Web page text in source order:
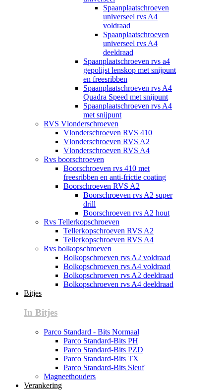
Spaanplaatschroeven
universeel rvs A4
voldraad
Spaanplaatschroeven
universeel rvs A4
deeldraad
Spaanplaatschroeven rvs a4
gepolijst lenskop met snijpunt
en freesribben
Spaanplaatschroeven rvs A4
Quadra Speed met snijpunt
Spaanplaatschroeven rvs A4
met snijpunt
RVS Vlonderschroeven
Vlonderschroeven RVS 410
Vlonderschroeven RVS A2
Vlonderschroeven RVS A4
Rvs boorschroeven
Boorschroeven rvs 410 met
freesribben en anti-frictie coating
Boorschroeven RVS A2
Boorschroeven rvs A2 super
drill
Boorschroeven rvs A2 hout
Rvs Tellerkopschroeven
Tellerkopschroeven RVS A2
Tellerkopschroeven RVS A4
Rvs bolkopschroeven
Bolkopschroeven rvs A2 voldraad
Bolkopschroeven rvs A4 voldraad
Bolkopschroeven rvs A2 deeldraad
Bolkopschroeven rvs A4 deeldraad
Bitjes
In Bitjes
Parco Standard - Bits Normaal
Parco Standard-Bits PH
Parco Standard-Bits PZD
Parco Standard-Bits TX
Parco Standard-Bits Sleuf
Magneethouders
Verankering